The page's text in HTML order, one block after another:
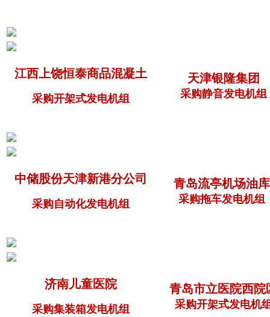
江西上饶恒泰商品混凝土
采购开架式发电机组
天津银隆集团
采购静音发电机组
中储股份天津新港分公司
采购自动化发电机组
青岛流亭机场油库
采购拖车发电机组
济南儿童医院
采购集装箱发电机组
青岛市立医院西院
采购开架式发电机